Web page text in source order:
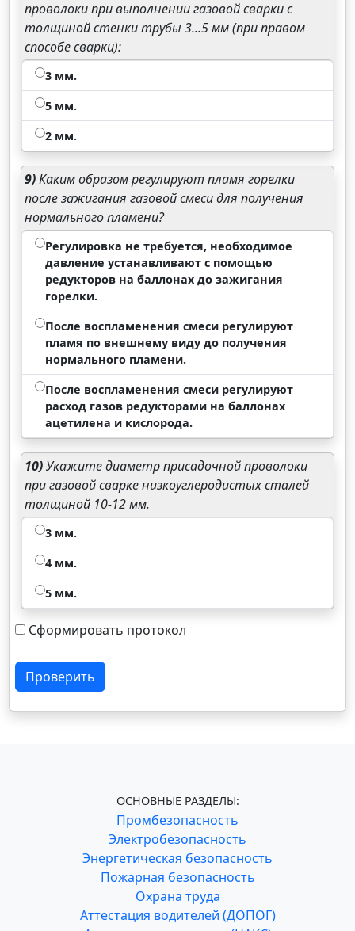
проволоки при выполнении газовой сварки с
толщиной стенки трубы 3...5 мм (при правом
способе сварки):
3 мм.
5 мм.
2 мм.
9)Каким образом регулируют пламя горелки
после зажигания газовой смеси для получения
нормального пламени?
Регулировка не требуется, необходимое
давление устанавливают с помощью
редукторов на баллонах до зажигания
горелки.
После воспламенения смеси регулируют
пламя по внешнему виду до получения
нормального пламени.
После воспламенения смеси регулируют
расход газов редукторами на баллонах
ацетилена и кислорода.
10)Укажите диаметр присадочной проволоки
при газовой сварке низкоуглеродистых сталей
толщиной 10-12 мм.
3 мм.
4 мм.
5 мм.
Сформировать протокол
Проверить
ОСНОВНЫЕ РАЗДЕЛЫ:
Промбезопасность
Электробезопасность
Энергетическая безопасность
Пожарная безопасность
Охрана труда
Аттестация водителей (ДОПОГ)